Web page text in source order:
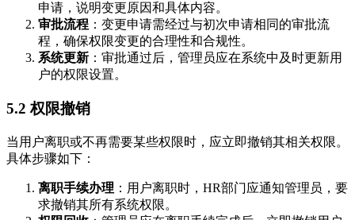
申请，说明变更原因和具体内容。
审批流程 ：变更申请需经过与初次申请相同的审批流
程，确保权限变更的合理性和合规性。
系统更新 ：审批通过后，管理员应在系统中及时更新用
户的权限设置。
5.2 权限撤销
当用户离职或不再需要某些权限时，应立即撤销其相关权限。
具体步骤如下：
离职手续办理 ：用户离职时，HR部门应通知管理员，要
求撤销其所有系统权限。